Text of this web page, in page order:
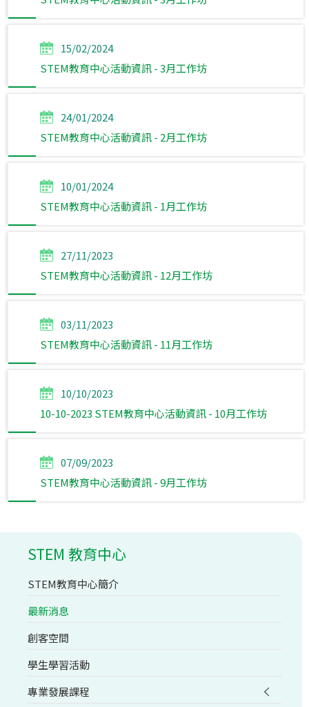
15/02/2024
STEM教育中心活動資訊 - 3月工作坊
24/01/2024
STEM教育中心活動資訊 - 2月工作坊
10/01/2024
STEM教育中心活動資訊 - 1月工作坊
27/11/2023
STEM教育中心活動資訊 - 12月工作坊
03/11/2023
STEM教育中心活動資訊 - 11月工作坊
10/10/2023
10-10-2023 STEM教育中心活動資訊 - 10月工作坊
07/09/2023
STEM教育中心活動資訊 - 9月工作坊
STEM 教育中心
STEM教育中心簡介
最新消息
創客空間
學生學習活動
專業發展課程